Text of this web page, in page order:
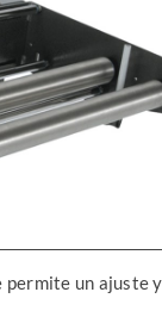
permite un ajuste y